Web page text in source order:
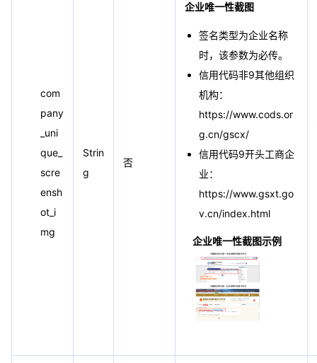
com
pany
_uni
que_
scre
ensh
ot_i
mg
Strin
g
否
企业唯一性截图
签名类型为企业名称
时，该参数为必传。
信用代码非9其他组织
机构：
https://www.cods.or
g.cn/gscx/
信用代码9开头工商企
业：
https://www.gsxt.go
v.cn/index.html
企业唯一性截图示例